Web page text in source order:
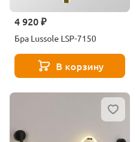
4 920 ₽
Бра Lussole LSP-7150
В корзину